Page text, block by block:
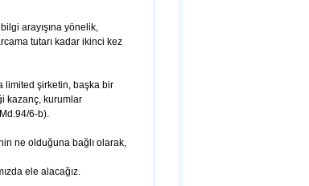
arayışına yönelik,
tutarı kadar ikinci kez
limited şirketin, başka bir
kazanç, kurumlar
6-b).
ne olduğuna bağlı olarak,
ele alacağız.